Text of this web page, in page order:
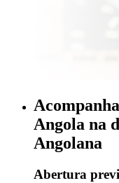
Angola na
Angolana
Abertura